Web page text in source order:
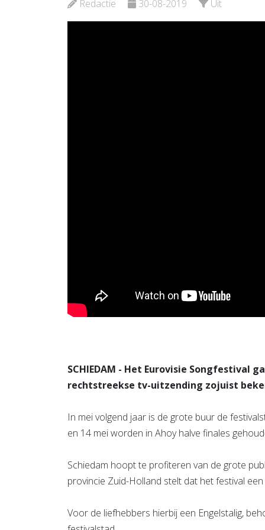
Redactie 30-08-2019 Uit
SCHIEDAM - Het Eurovisie Songfestival
rechtstreekse tv-uitzending zojuist
In mei volgend jaar is de grote buur de
en 14 mei worden in Ahoy halve finales
Schiedam hoopt te profiteren van de grote
provincie Zuid-Holland stelt dat het festival
Voor de liefhebbers hierbij een Engelstalig,
Bekijk de pagina